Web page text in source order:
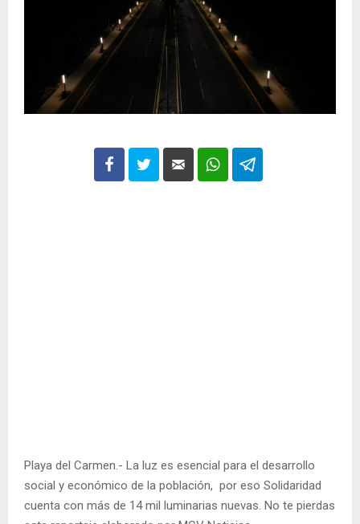
Playa del Carmen.- La luz es esencial para el desarrollo
social y económico de la población, por eso Solidaridad
cuenta con más de 14 mil luminarias nuevas. No te pierdas